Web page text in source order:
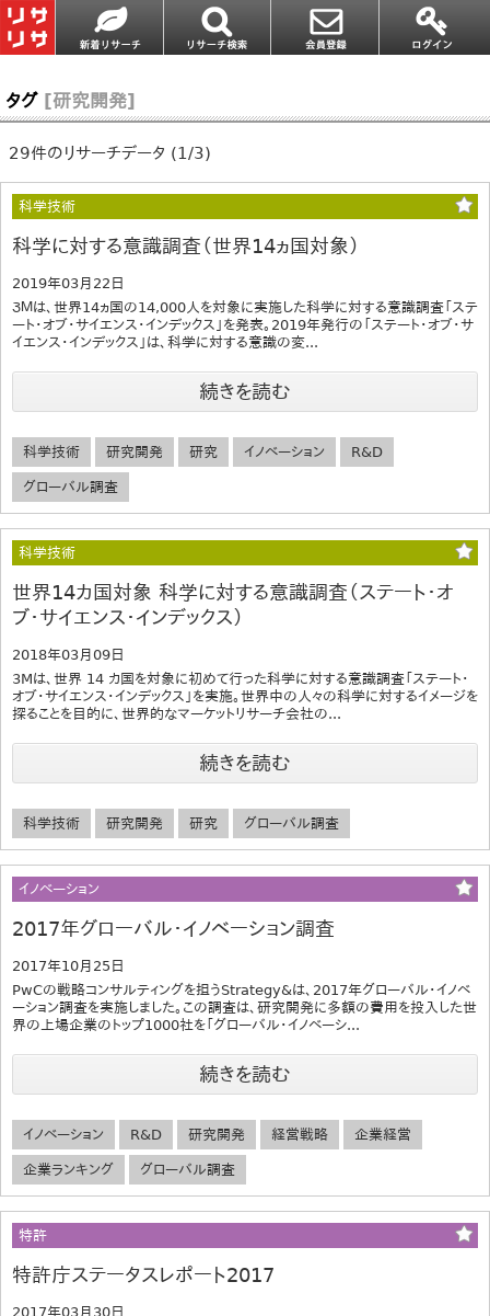
タグ [研究開発]
29件のリサーチデータ (1/3)
科学技術
科学に対する意識調査（世界14ヵ国対象）
2019年03月22日
３Ｍは、世界14ヵ国の14,000人を対象に実施した科学に対する意識調査「ステ
ート・オブ・サイエンス・インデックス」を発表。2019年発行の「ステート・オブ・サ
イエンス・インデックス」は、科学に対する意識の変...
続きを読む
科学技術 研究開発 研究 イノベーション R&D
グローバル調査
科学技術
世界14カ国対象 科学に対する意識調査（ステート・オ
ブ・サイエンス・インデックス）
2018年03月09日
3Mは、世界 14 カ国を対象に初めて行った科学に対する意識調査「ステート・
オブ・サイエンス・インデックス」を実施。世界中の人々の科学に対するイメージを
探ることを目的に、世界的なマーケットリサーチ会社の...
続きを読む
科学技術 研究開発 研究 グローバル調査
イノベーション
2017年グローバル・イノベーション調査
2017年10月25日
PwCの戦略コンサルティングを担うStrategy&は、2017年グローバル・イノベ
ーション調査を実施しました。この調査は、研究開発に多額の費用を投入した世
界の上場企業のトップ1000社を「グローバル・イノベーシ...
続きを読む
イノベーション R&D 研究開発 経営戦略 企業経営
企業ランキング グローバル調査
特許
特許庁ステータスレポート2017
2017年03月30日